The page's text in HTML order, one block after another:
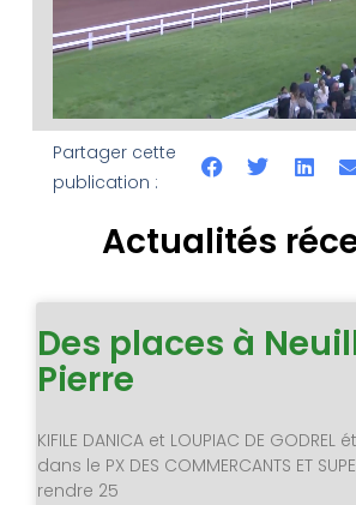
Partager cette
publication :
Actualités
Des places à
Pierre
KIFILE DANICA et LOUPIAC DE
dans le PX DES COMMERCANTS ET
rendre 25